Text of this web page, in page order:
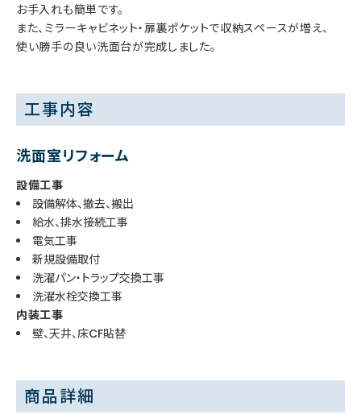
お手入れも簡単です。
また、ミラーキャビネット・扉裏ポケットで収納スペースが増え、
使い勝手の良い洗面台が完成しました。
工事内容
洗面室リフォーム
設備工事
設備解体、撤去、搬出
給水、排水接続工事
電気工事
新規設備取付
洗濯パン・トラップ交換工事
洗濯水栓交換工事
内装工事
壁、天井、床CF貼替
商品詳細